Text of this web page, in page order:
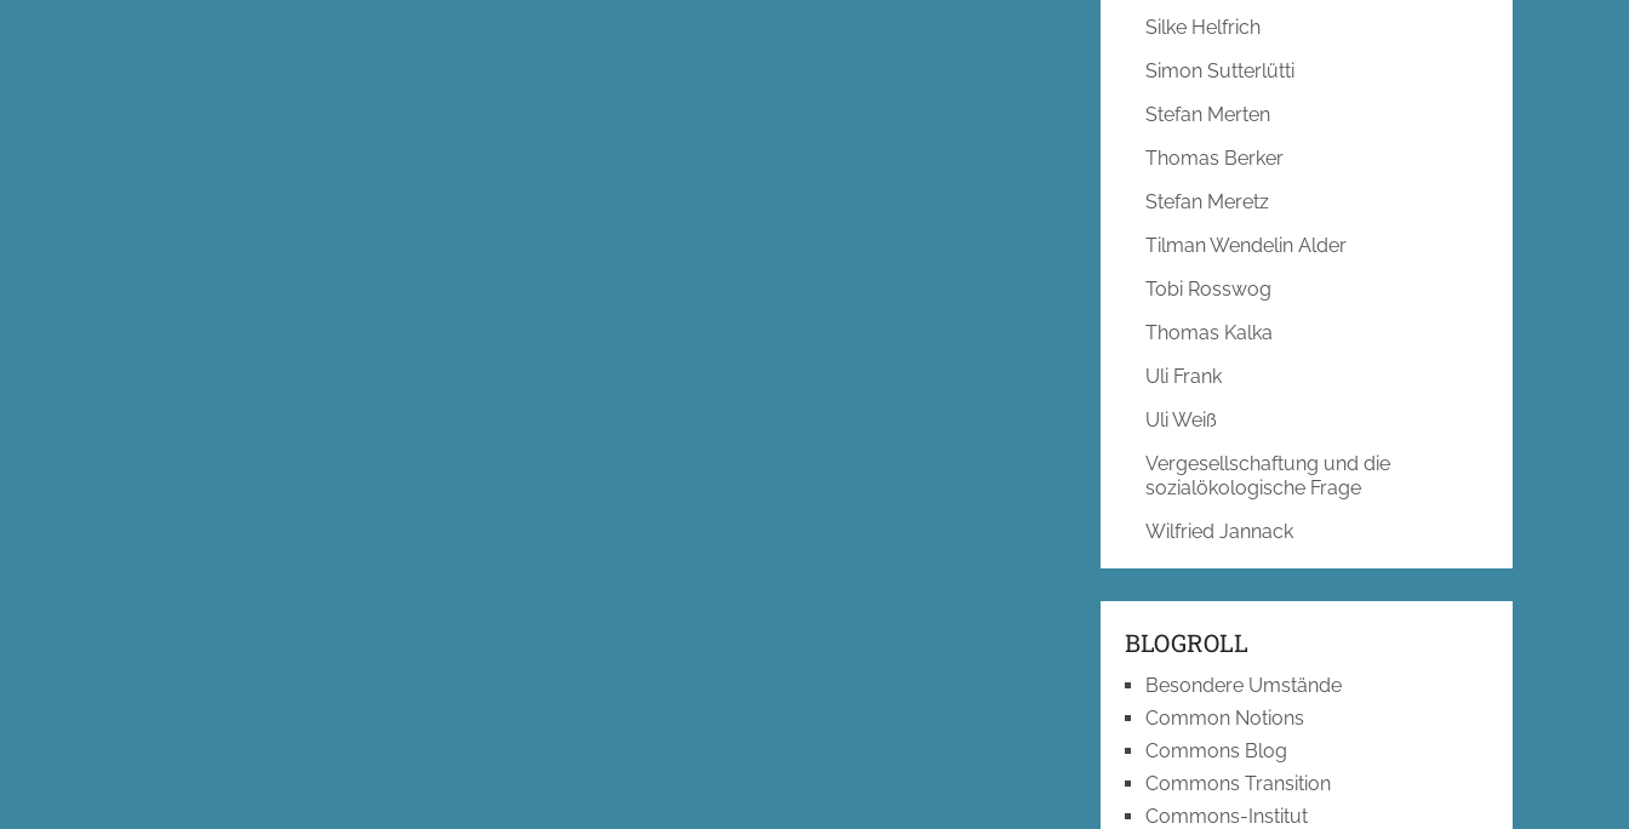
Silke Helfrich
Simon Sutterlütti
Stefan Merten
Thomas Berker
Stefan Meretz
Tilman Wendelin Alder
Tobi Rosswog
Thomas Kalka
Uli Frank
Uli Weiß
Vergesellschaftung und die
sozialökologische Frage
Wilfried Jannack
BLOGROLL
Besondere Umstände
Common Notions
Commons Blog
Commons Transition
Commons-Institut